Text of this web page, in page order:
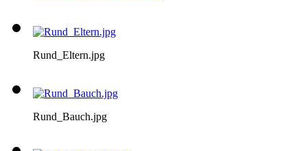
Rund_Eltern.jpg
Rund_Bauch.jpg